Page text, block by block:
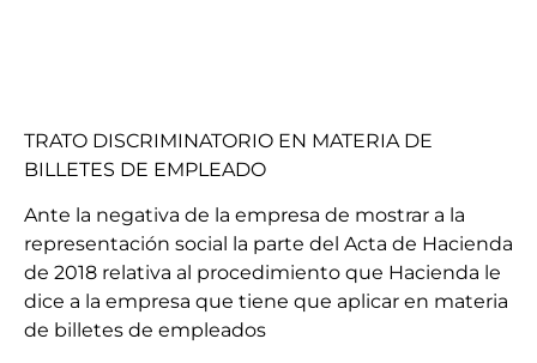
TRATO DISCRIMINATORIO EN MATERIA DE
BILLETES DE EMPLEADO
Ante la negativa de la empresa de mostrar a la
representación social la parte del Acta de Hacienda
de 2018 relativa al procedimiento que Hacienda le
dice a la empresa que tiene que aplicar en materia
de billetes de empleados